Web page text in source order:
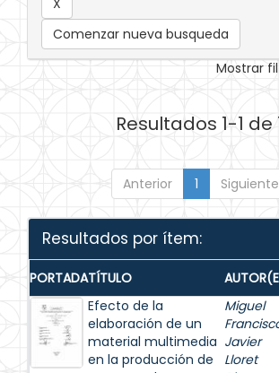
Comenzar nueva busqueda
Mostrar
Resultados 1-1 de
Anterior 1 Siguiente
Resultados por ítem:
PORTADATÍTULO
Efecto de la
elaboración de un
material multimedia
en la producción de
Miguel
Javier
Lloret